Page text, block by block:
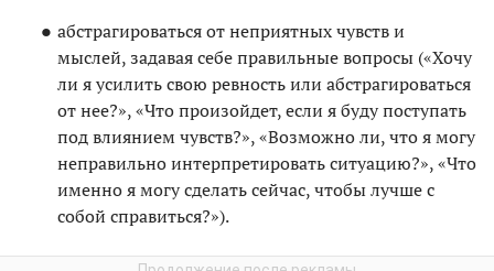
абстрагироваться от неприятных чувств и
мыслей, задавая себе правильные вопросы («Хочу
ли я усилить свою ревность или абстрагироваться
от нее?», «Что произойдет, если я буду поступать
под влиянием чувств?», «Возможно ли, что я могу
неправильно интерпретировать ситуацию?», «Что
именно я могу сделать сейчас, чтобы лучше с
собой справиться?»).